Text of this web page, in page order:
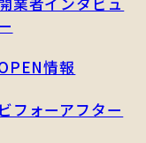
情報
ビフォーアフター